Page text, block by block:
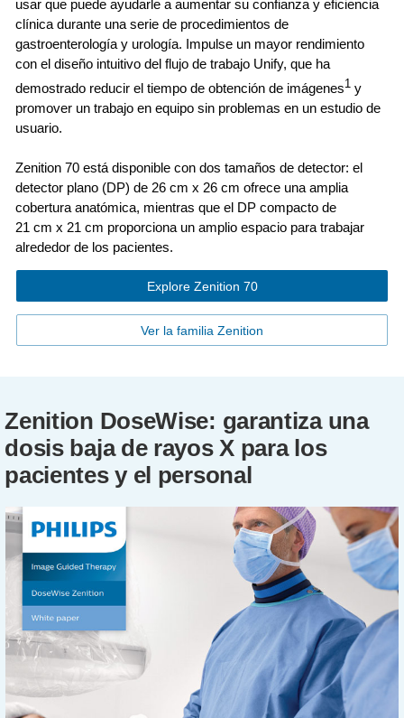
usar que puede ayudarle a aumentar su confianza y eficiencia
clínica durante una serie de procedimientos de
gastroenterología y urología. Impulse un mayor rendimiento
con el diseño intuitivo del flujo de trabajo Unify, que ha
demostrado reducir el tiempo de obtención de imágenes1 y
promover un trabajo en equipo sin problemas en un estudio de
usuario.
Zenition 70 está disponible con dos tamaños de detector: el
detector plano (DP) de 26 cm x 26 cm ofrece una amplia
cobertura anatómica, mientras que el DP compacto de
21 cm x 21 cm proporciona un amplio espacio para trabajar
alrededor de los pacientes.
Explore Zenition 70
Ver la familia Zenition
Zenition DoseWise: garantiza una
dosis baja de rayos X para los
pacientes y el personal